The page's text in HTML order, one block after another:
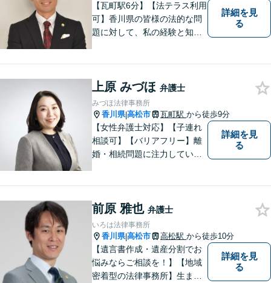
【瓦町駅6分】【法テラス利用
可】香川県の皆様の法的な問
題に対して、私の経験と知識
い。少しでもお役に立てるよ
う全力でサポートいたしま
す。
詳細を見
る
上原 みづほ 弁護士
みづほ法律事務所
香川県|高松市 瓦町駅 から徒歩9分
【女性弁護士対応】【子連れ
相談可】【バリアフリー】離
婚・相続問題に注力していま
詳細を見
る
前原 雅也 弁護士
いろは法律事務所
香川県|高松市 高松駅 から徒歩10分
【遺言書作成・遺産分割でお
悩みならご相談を！】【地域
密着型の法律事務所】生まれ
詳細を見
る